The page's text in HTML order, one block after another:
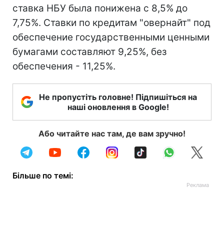
ставка НБУ была понижена с 8,5% до
7,75%. Ставки по кредитам "овернайт" под
обеспечение государственными ценными
бумагами составляют 9,25%, без
обеспечения - 11,25%.
Не пропустіть головне! Підпишіться на
наші оновлення в Google!
Або читайте нас там, де вам зручно!
Більше по темі: